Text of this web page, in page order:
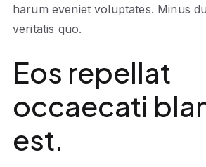
harum eveniet voluptates. Minus
veritatis quo.
Eos repellat
occaecati
est.